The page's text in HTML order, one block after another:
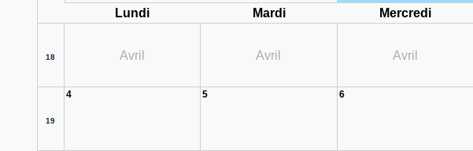
Lundi
Mardi Mercredi
18 Avril Avril Avril
19
4 5 6